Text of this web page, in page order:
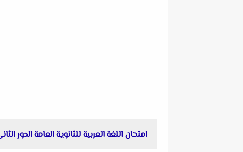
امتحان اللغة العربية للثانوية العامة الدور الثانى